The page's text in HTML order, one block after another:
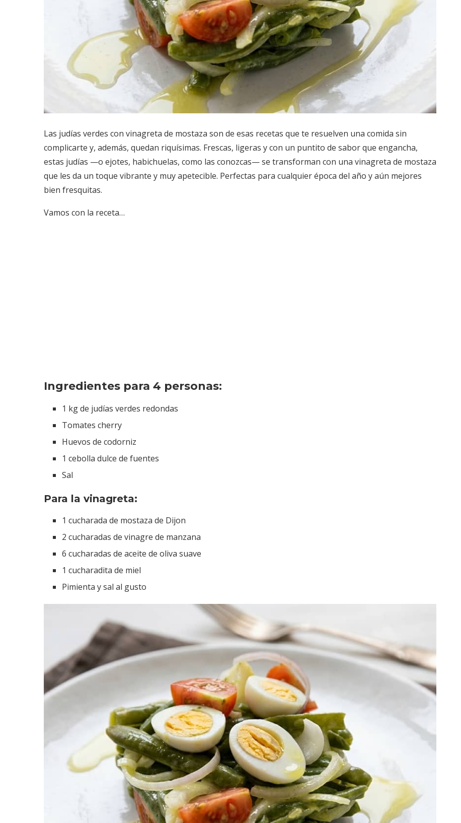
Las judías verdes con vinagreta de mostaza son de esas recetas que te resuelven una comida sin
complicarte y, además, quedan riquísimas. Frescas, ligeras y con un puntito de sabor que engancha,
estas judías —o ejotes, habichuelas, como las conozcas— se transforman con una vinagreta de mostaza
que les da un toque vibrante y muy apetecible. Perfectas para cualquier época del año y aún mejores
bien fresquitas.
Vamos con la receta…
Ingredientes para 4 personas:
1 kg de judías verdes redondas
Tomates cherry
Huevos de codorniz
1 cebolla dulce de fuentes
Sal
Para la vinagreta:
1 cucharada de mostaza de Dijon
2 cucharadas de vinagre de manzana
6 cucharadas de aceite de oliva suave
1 cucharadita de miel
Pimienta y sal al gusto